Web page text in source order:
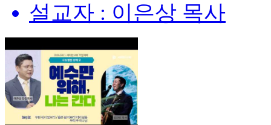
설교자 : 이은상 목사